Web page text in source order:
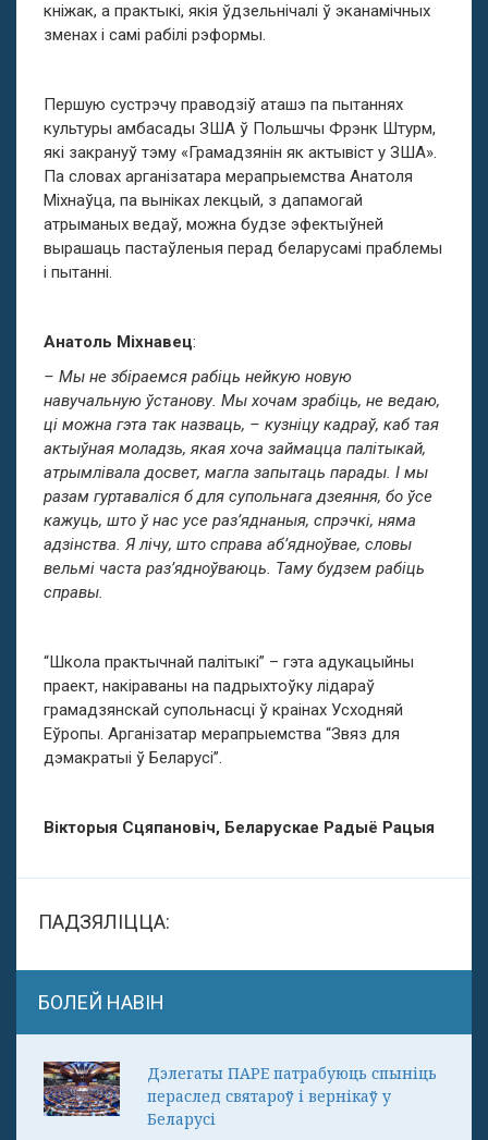
кніжак, а практыкі, якія ўдзельнічалі ў эканамічных
зменах і самі рабілі рэформы.
Першую сустрэчу праводзіў аташэ па пытаннях
культуры амбасады ЗША ў Польшчы Фрэнк Штурм,
які закрануў тэму «Грамадзянін як актывіст у ЗША».
Па словах арганізатара мерапрыемства Анатоля
Міхнаўца, па выніках лекцый, з дапамогай
атрыманых ведаў, можна будзе эфектыўней
вырашаць пастаўленыя перад беларусамі праблемы
і пытанні.
Анатоль Міхнавец:
– Мы не збіраемся рабіць нейкую новую
навучальную ўстанову. Мы хочам зрабіць, не ведаю,
ці можна гэта так назваць, – кузніцу кадраў, каб тая
актыўная моладзь, якая хоча займацца палітыкай,
атрымлівала досвет, магла запытаць парады. І мы
разам гуртаваліся б для супольнага дзеяння, бо ўсе
кажуць, што ў нас усе раз’яднаныя, спрэчкі, няма
адзінства. Я лічу, што справа аб’ядноўвае, словы
вельмі часта раз’ядноўваюць. Таму будзем рабіць
справы.
“Школа практычнай палітыкі” – гэта адукацыйны
праект, накіраваны на падрыхтоўку лідараў
грамадзянскай супольнасці ў краінах Усходняй
Еўропы. Арганізатар мерапрыемства “Звяз для
дэмакратыі ў Беларусі”.
Вікторыя Сцяпановіч, Беларускае Радыё Рацыя
ПАДЗЯЛІЦЦА:
БОЛЕЙ НАВІН
Дэлегаты ПАРЕ патрабуюць спыніць
пераслед святароў і вернікаў у
Беларусі